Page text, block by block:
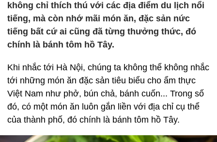
không chỉ thích thú với các địa điểm du lịch nổi
tiếng, mà còn nhớ mãi món ăn, đặc sản nức
tiếng bất cứ ai cũng đã từng thưởng thức, đó
chính là bánh tôm hồ Tây.
Khi nhắc tới Hà Nội, chúng ta không thể không nhắc
tới những món ăn đặc sản tiêu biểu cho ẩm thực
Việt Nam như phở, bún chả, bánh cuốn... Trong số
đó, có một món ăn luôn gắn liền với địa chỉ cụ thể
của thành phố, đó chính là bánh tôm hồ Tây.